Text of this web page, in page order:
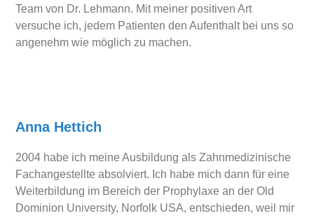
Team von Dr. Lehmann. Mit meiner positiven Art
versuche ich, jedem Patienten den Aufenthalt bei uns so
angenehm wie möglich zu machen.
Anna Hettich
2004 habe ich meine Ausbildung als Zahnmedizinische
Fachangestellte absolviert. Ich habe mich dann für eine
Weiterbildung im Bereich der Prophylaxe an der Old
Dominion University, Norfolk USA, entschieden, weil mir